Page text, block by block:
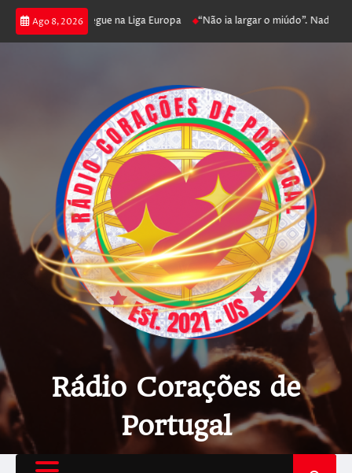
Ago 8, 2026
poker e prossegue na Liga Europa “Não ia largar o miúdo”. Nadador-
Rádio Corações de
Portugal